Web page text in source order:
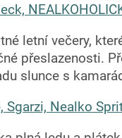
letní večery,
přeslazenosti.
slunce s
Sgarzi, Nealko